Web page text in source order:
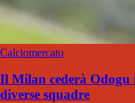
Calciomercato
Il Milan cederà Odogu
diverse squadre